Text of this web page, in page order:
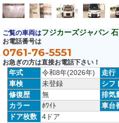
年式 令和8年(2026年) 走行
車検
未登録 シフ
修復歴
無 排気
カラー
ﾎﾜｲﾄ 車台
ドア枚数
4ドア
ご覧の車両はフジカーズジャパン
お電話番号は
0761-76-5551
お急ぎの方は直接お電話下さい！